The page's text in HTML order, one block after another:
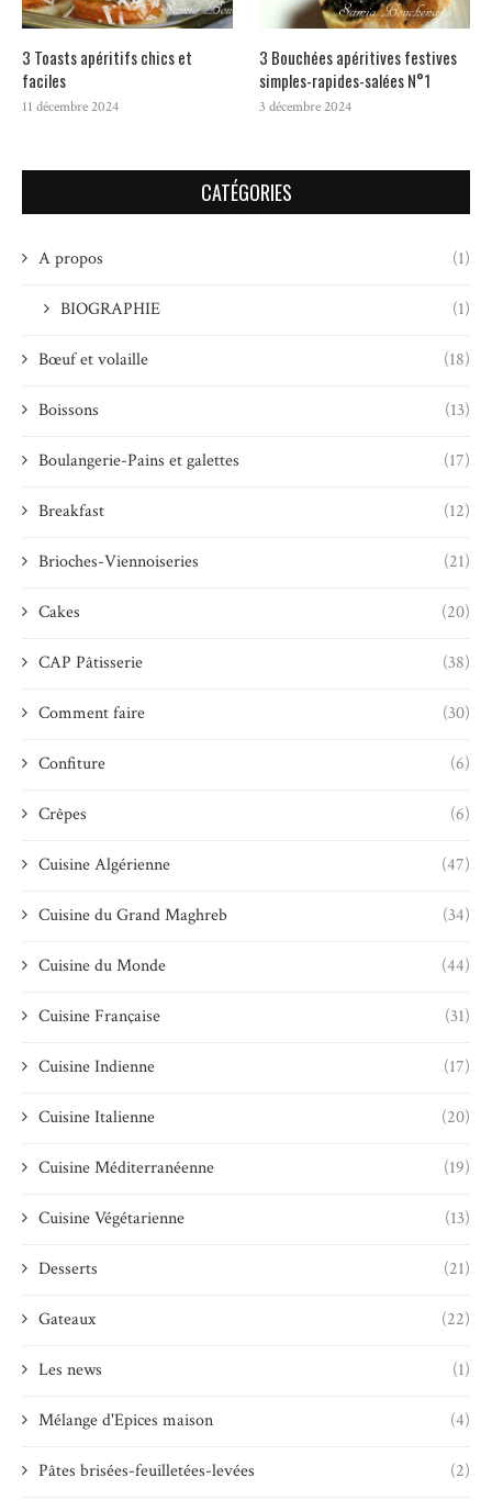
3 Toasts apéritifs chics et
faciles
11 décembre 2024
3 Bouchées apéritives festives
simples-rapides-salées N°1
3 décembre 2024
CATÉGORIES
A propos (1)
BIOGRAPHIE (1)
Bœuf et volaille (18)
Boissons (13)
Boulangerie-Pains et galettes (17)
Breakfast (12)
Brioches-Viennoiseries (21)
Cakes (20)
CAP Pâtisserie (38)
Comment faire (30)
Confiture (6)
Crêpes (6)
Cuisine Algérienne (47)
Cuisine du Grand Maghreb (34)
Cuisine du Monde (44)
Cuisine Française (31)
Cuisine Indienne (17)
Cuisine Italienne (20)
Cuisine Méditerranéenne (19)
Cuisine Végétarienne (13)
Desserts (21)
Gateaux (22)
Les news (1)
Mélange d'Epices maison (4)
Pâtes brisées-feuilletées-levées (2)